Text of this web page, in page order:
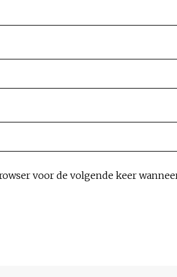
voor de volgende keer